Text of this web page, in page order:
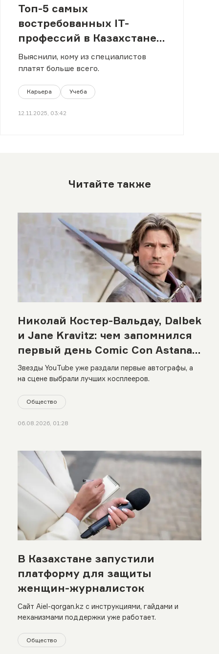
Топ-5 самых
востребованных IT-
профессий в Казахстане:
какую выбрать
Выяснили, кому из специалистов
платят больше всего.
Карьера Учеба
12.11.2025, 03:42
Читайте также
Николай Костер-Вальдау, Dalbek
и Jane Kravitz: чем запомнился
первый день Comic Con Astana
2026
Звезды YouTube уже раздали первые автографы, а
на сцене выбрали лучших косплееров.
Общество
06.08.2026, 01:28
В Казахстане запустили
платформу для защиты
женщин-журналисток
Сайт Aiel-qorgan.kz с инструкциями, гайдами и
механизмами поддержки уже работает.
Общество